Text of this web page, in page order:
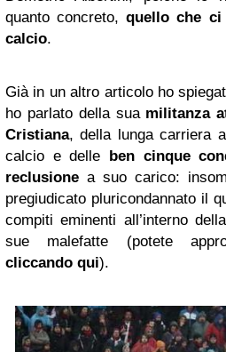
quanto concreto,quello che
calcio.
Già in un altro articolo ho
ho parlato della sua militanza
Cristiana, della lunga carriera
calcio e delle ben cinque
reclusione a suo carico:
pregiudicato pluricondannato il
compiti eminenti all’interno
sue malefatte (potete
cliccando qui).